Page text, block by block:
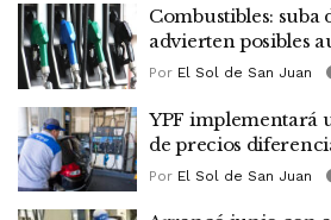
Combustibles: suba
advierten posibles
Por El Sol de San Juan
YPF implementará
de precios
Por El Sol de San Juan